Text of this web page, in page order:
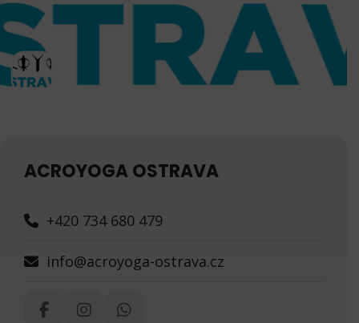
ACROYOGA OSTRAVA
+420 734 680 479
info@acroyoga-ostrava.cz